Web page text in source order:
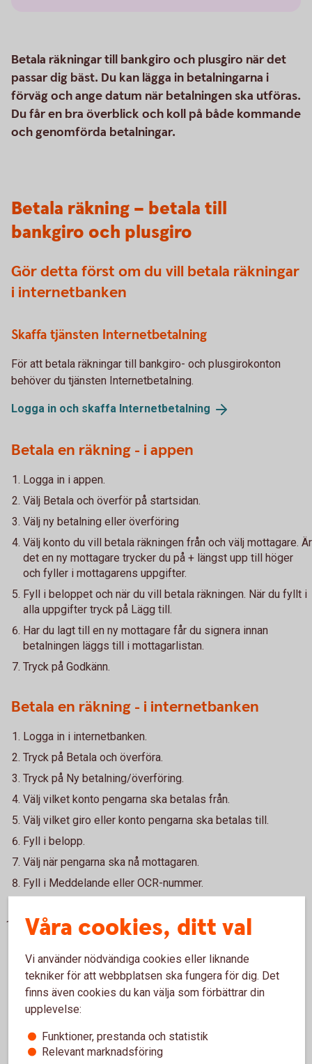
Betala räkningar till bankgiro och plusgiro när det
passar dig bäst. Du kan lägga in betalningarna i
förväg och ange datum när betalningen ska utföras.
Du får en bra överblick och koll på både kommande
och genomförda betalningar.
Betala räkning – betala till
bankgiro och plusgiro
Gör detta först om du vill betala räkningar
i internetbanken
Skaffa tjänsten Internetbetalning
För att betala räkningar till bankgiro- och plusgirokonton
behöver du tjänsten Internetbetalning.
Logga in och skaffa Internetbetalning
Betala en räkning - i appen
Logga in i appen.
Välj Betala och överför på startsidan.
Välj ny betalning eller överföring
Välj konto du vill betala räkningen från och välj mottagare. Är
det en ny mottagare trycker du på + längst upp till höger
och fyller i mottagarens uppgifter.
Fyll i beloppet och när du vill betala räkningen. När du fyllt i
alla uppgifter tryck på Lägg till.
Har du lagt till en ny mottagare får du signera innan
betalningen läggs till i mottagarlistan.
Tryck på Godkänn.
Betala en räkning - i internetbanken
Logga in i internetbanken.
Tryck på Betala och överföra.
Tryck på Ny betalning/överföring.
Välj vilket konto pengarna ska betalas från.
Välj vilket giro eller konto pengarna ska betalas till.
Fyll i belopp.
Välj när pengarna ska nå mottagaren.
Fyll i Meddelande eller OCR-nummer.
Lägg till och Godkänn. Klar!
Så här fungerar Internetbetalning
Pris
Våra cookies, ditt val
Vi använder nödvändiga cookies eller liknande
tekniker för att webbplatsen ska fungera för dig. Det
finns även cookies du kan välja som förbättrar din
upplevelse:
Funktioner, prestanda och statistik
Relevant marknadsföring